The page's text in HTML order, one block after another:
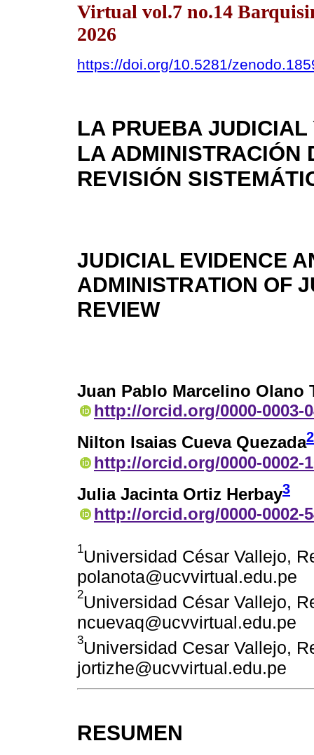
Virtual vol.7 no.14
2026
https://doi.org/10.5281/
LA PRUEBA
LA ADMINISTRACIÓN
REVISIÓN
JUDICIAL EVIDENCE
ADMINISTRATION OF
REVIEW
Juan Pablo Marcelino Olano
http://orcid.org/0000-0003-
Nilton Isaias Cueva Quezada2
http://orcid.org/0000-0002-
Julia Jacinta Ortiz Herbay3
http://orcid.org/0000-0002-
1Universidad César Vallejo,
polanota@ucvvirtual.edu.pe
2Universidad César Vallejo,
ncuevaq@ucvvirtual.edu.pe
3Universidad Cesar Vallejo,
jortizhe@ucvvirtual.edu.pe
RESUMEN